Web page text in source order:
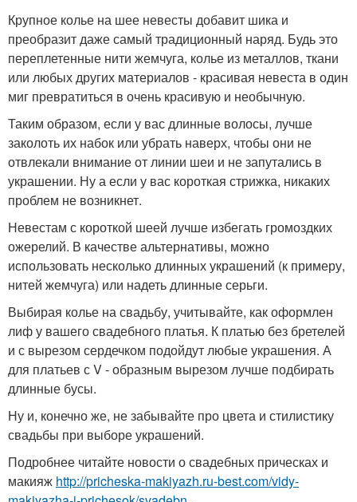
Крупное колье на шее невесты добавит шика и
преобразит даже самый традиционный наряд. Будь это
переплетенные нити жемчуга, колье из металлов, ткани
или любых других материалов - красивая невеста в один
миг превратиться в очень красивую и необычную.
Таким образом, если у вас длинные волосы, лучше
заколоть их набок или убрать наверх, чтобы они не
отвлекали внимание от линии шеи и не запутались в
украшении. Ну а если у вас короткая стрижка, никаких
проблем не возникнет.
Невестам с короткой шеей лучше избегать громоздких
ожерелий. В качестве альтернативы, можно
использовать несколько длинных украшений (к примеру,
нитей жемчуга) или надеть длинные серьги.
Выбирая колье на свадьбу, учитывайте, как оформлен
лиф у вашего свадебного платья. К платью без бретелей
и с вырезом сердечком подойдут любые украшения. А
для платьев с V - образным вырезом лучше подбирать
длинные бусы.
Ну и, конечно же, не забывайте про цвета и стилистику
свадьбы при выборе украшений.
Подробнее читайте новости о свадебных прическах и
макияж http://pricheska-makiyazh.ru-best.com/vidy-